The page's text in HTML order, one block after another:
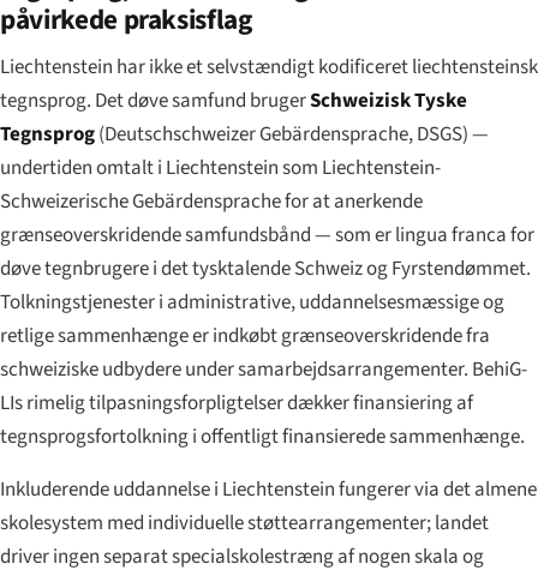
påvirkede praksisflag
Liechtenstein har ikke et selvstændigt kodificeret liechtensteinsk
tegnsprog. Det døve samfund brugerSchweizisk Tyske
Tegnsprog(Deutschschweizer Gebärdensprache, DSGS) —
undertiden omtalt i Liechtenstein som Liechtenstein-
Schweizerische Gebärdensprachefor at anerkende
grænseoverskridende samfunds­bånd — som er lingua franca for
døve tegnbrugere i det tysktalende Schweiz og Fyrstendømmet.
Tolknings­tjenester i administrative, uddannelsesmæssige og
retlige sammenhænge er indkøbt grænseoverskridende fra
schweiziske udbydere under samarbejdsarrangementer. BehiG-
LIs rimelig tilpasnings­forpligtelser dækker finansiering af
tegnsprogsfortolkning i offentligt finansierede sammenhænge.
Inkluderende uddannelse i Liechtenstein fungerer via det almene
skolesystem med individuelle støttearrangementer; landet
driver ingen separat specialskolestræng af nogen skala og